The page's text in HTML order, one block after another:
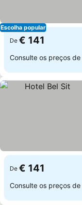
Escolha popular
De € 141
Consulte os preços de
De € 141
Consulte os preços de